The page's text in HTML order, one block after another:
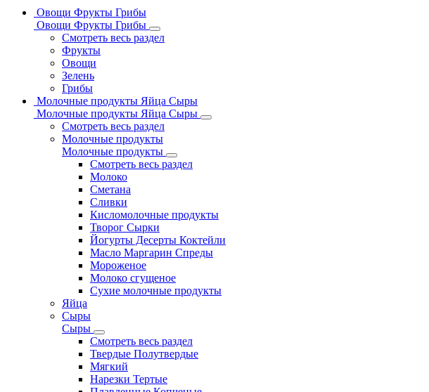
Овощи Фрукты Грибы
Овощи Фрукты Грибы
Смотреть весь раздел
Фрукты
Овощи
Зелень
Грибы
Молочные продукты Яйца Сыры
Молочные продукты Яйца Сыры
Смотреть весь раздел
Молочные продукты
Молочные продукты
Смотреть весь раздел
Молоко
Сметана
Сливки
Кисломолочные продукты
Творог Сырки
Йогурты Десерты Коктейли
Масло Маргарин Спреды
Мороженое
Молоко сгущеное
Сухие молочные продукты
Яйца
Сыры
Сыры
Смотреть весь раздел
Твердые Полутвердые
Мягкий
Нарезки Тертые